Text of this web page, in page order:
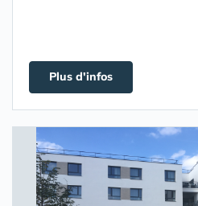
Plus d'infos